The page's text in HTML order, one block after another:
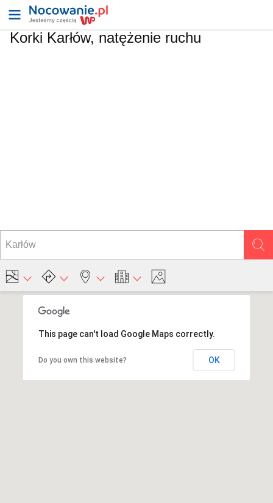
Korki Karłów, natężenie ruchu
This page can't load Google Maps correctly.
Do you own this website? OK